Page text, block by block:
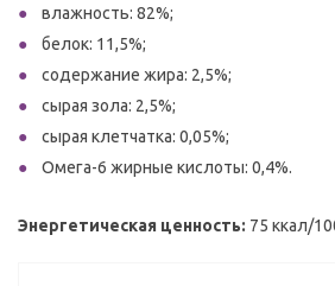
влажность: 82%;
белок: 11,5%;
содержание жира: 2,5%;
сырая зола: 2,5%;
сырая клетчатка: 0,05%;
Омега-6 жирные кислоты: 0,4%.
Энергетическая ценность: 75 ккал/